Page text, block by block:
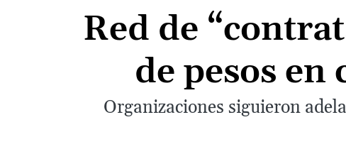
Red de
de pesos
Organizaciones siguieron